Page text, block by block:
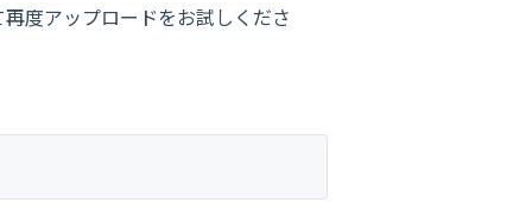
度アップロードをお試しくださ